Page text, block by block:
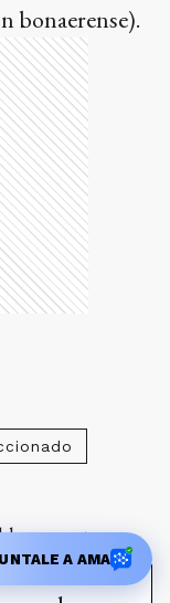
bonaerense).
y respetuosa.
A AMA